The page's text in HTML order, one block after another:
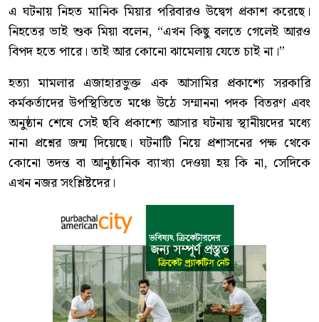
এ ঘটনায় নিহত মানিক মিয়ার পরিবারও উদ্বেগ প্রকাশ করেছে।
নিহতের ভাই শুক মিয়া বলেন, “এখন কিছু বলতে গেলেই আরও
বিপদ হতে পারে। তাই আর কোনো ঝামেলায় যেতে চাই না।”
হত্যা মামলার এজাহারভুক্ত এক আসামির প্রকাশ্যে সরকারি
কর্মকর্তাদের উপস্থিতিতে মঞ্চে উঠে সম্মাননা পদক বিতরণ এবং
অনুষ্ঠান শেষে সেই ছবি প্রকাশ্যে আসার ঘটনায় স্থানীয়দের মধ্যে
নানা প্রশ্নের জন্ম দিয়েছে। ঘটনাটি নিয়ে প্রশাসনের পক্ষ থেকে
কোনো তদন্ত বা আনুষ্ঠানিক ব্যাখ্যা দেওয়া হয় কি না, সেদিকে
এখন নজর সংশ্লিষ্টদের।